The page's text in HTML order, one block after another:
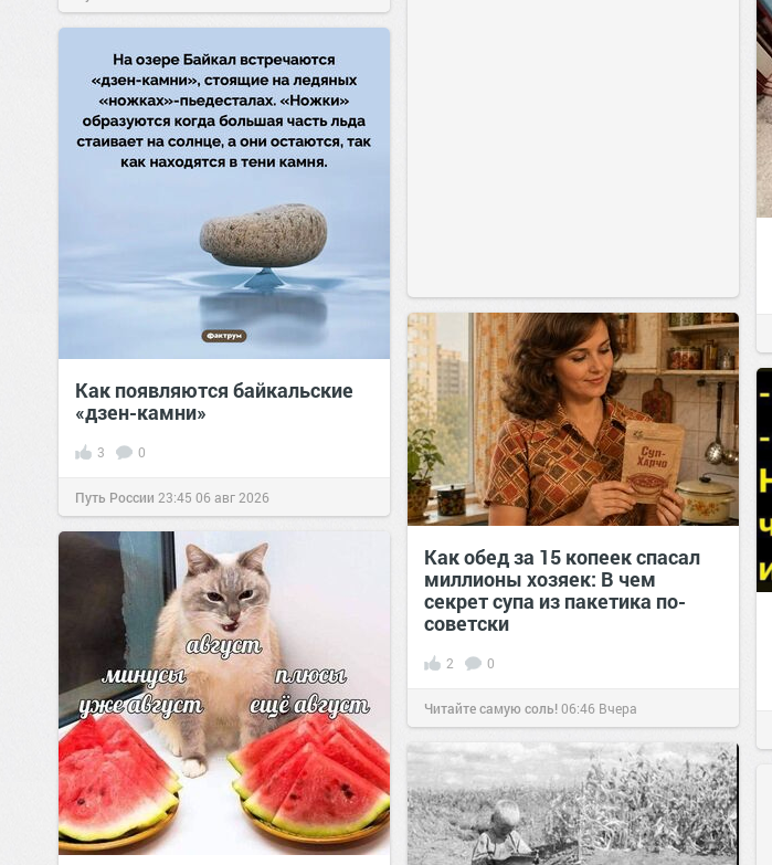
Как появляются байкальские
«дзен-камни»
3 0
Путь России 23:45 06 авг 2026
Как обед за 15 копеек спасал
миллионы хозяек: В чем
секрет супа из пакетика по-
советски
2 0
Читайте самую соль!06:46 Вчера